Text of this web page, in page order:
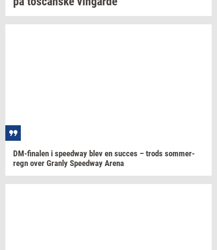
DM-​finalen i spe­edway blev en suc­ces – trods som­mer­
regn over Gran­ly Spe­edway Arena